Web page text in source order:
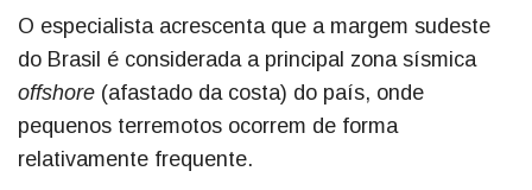
O especialista acrescenta que a margem sudeste
do Brasil é considerada a principal zona sísmica
offshore (afastado da costa) do país, onde
pequenos terremotos ocorrem de forma
relativamente frequente.